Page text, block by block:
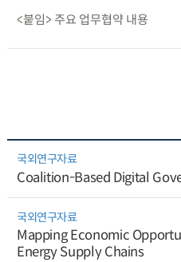
<붙임> 주요 업무협약 내용
국외연구자료
Coalition-Based Digital
국외연구자료
Mapping Economic
Energy Supply Chains